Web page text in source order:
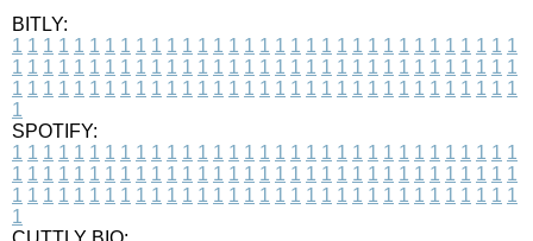
BITLY:
1 1 1 1 1 1 1 1 1 1 1 1 1 1 1 1 1 1 1 1 1 1 1 1 1 1 1 1 1 1 1 1 1
1 1 1 1 1 1 1 1 1 1 1 1 1 1 1 1 1 1 1 1 1 1 1 1 1 1 1 1 1 1 1 1 1
1 1 1 1 1 1 1 1 1 1 1 1 1 1 1 1 1 1 1 1 1 1 1 1 1 1 1 1 1 1 1 1 1
1
SPOTIFY:
1 1 1 1 1 1 1 1 1 1 1 1 1 1 1 1 1 1 1 1 1 1 1 1 1 1 1 1 1 1 1 1 1
1 1 1 1 1 1 1 1 1 1 1 1 1 1 1 1 1 1 1 1 1 1 1 1 1 1 1 1 1 1 1 1 1
1 1 1 1 1 1 1 1 1 1 1 1 1 1 1 1 1 1 1 1 1 1 1 1 1 1 1 1 1 1 1 1 1
1